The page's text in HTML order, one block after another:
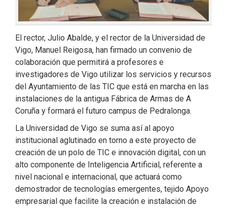
El rector, Julio Abalde, y el rector de la Universidad de
Vigo, Manuel Reigosa, han firmado un convenio de
colaboración que permitirá a profesores e
investigadores de Vigo utilizar los servicios y recursos
del Ayuntamiento de las TIC que está en marcha en las
instalaciones de la antigua Fábrica de Armas de A
Coruña y formará el futuro campus de Pedralonga.
La Universidad de Vigo se suma así al apoyo
institucional aglutinado en torno a este proyecto de
creación de un polo de TIC e innovación digital, con un
alto componente de Inteligencia Artificial, referente a
nivel nacional e internacional, que actuará como
demostrador de tecnologías emergentes, tejido Apoyo
empresarial que facilite la creación e instalación de